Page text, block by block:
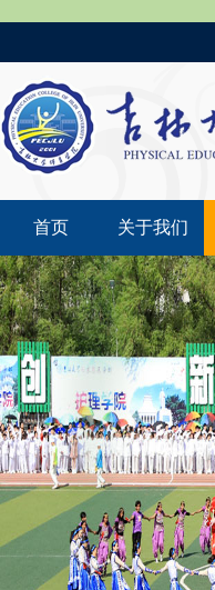
首页 关于我们